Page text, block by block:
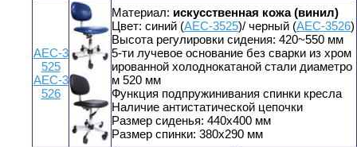
АЕС-3
525
АЕС-3
526
Материал: искусственная кожа (винил)
Цвет: синий (АЕС-3525)/ черный (АЕС-3526)
Высота регулировки сидения: 420~550 мм
5-ти лучевое основание без сварки из хром
ированной холоднокатаной стали диаметро
м 520 мм
Функция подпружинивания спинки кресла
Наличие антистатической цепочки
Размер сиденья: 440x400 мм
Размер спинки: 380x290 мм